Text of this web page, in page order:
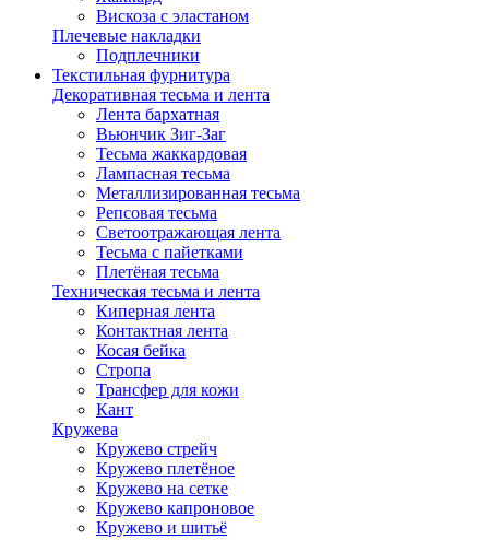
Вискоза с эластаном
Плечевые накладки
Подплечники
Текстильная фурнитура
Декоративная тесьма и лента
Лента бархатная
Вьюнчик Зиг-Заг
Тесьма жаккардовая
Лампасная тесьма
Металлизированная тесьма
Репсовая тесьма
Светоотражающая лента
Тесьма с пайетками
Плетёная тесьма
Техническая тесьма и лента
Киперная лента
Контактная лента
Косая бейка
Стропа
Трансфер для кожи
Кант
Кружева
Кружево стрейч
Кружево плетёное
Кружево на сетке
Кружево капроновое
Кружево и шитьё